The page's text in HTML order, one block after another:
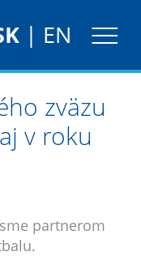
| EN
zväzu
v roku
partnerom